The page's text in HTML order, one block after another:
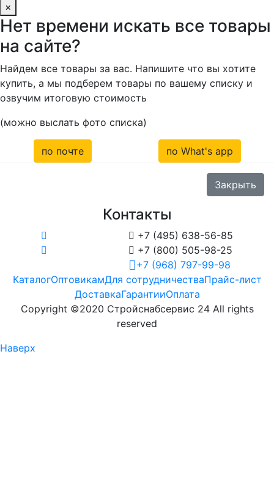
×
Нет времени искать все товары
на сайте?
Найдем все товары за вас. Напишите что вы хотите
купить, а мы подберем товары по вашему списку и
озвучим итоговую стоимость
(можно выслать фото списка)
по почте по What's app
Закрыть
Контакты
 +7 (495) 638-56-85
 +7 (800) 505-98-25
+7 (968) 797-99-98
КаталогОптовикамДля сотрудничестваПрайс-лист
ДоставкаГарантииОплата
Copyright ©2020 Стройснабсервис 24 All rights
reserved
Наверх